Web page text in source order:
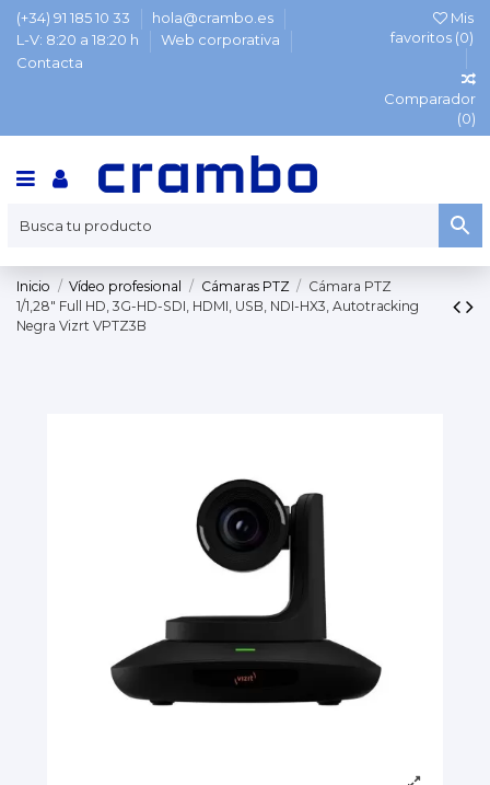
(+34) 91 185 10 33
hola@crambo.es
L-V: 8:20 a 18:20 h
Web corporativa
Contacta
Mis
favoritos (0)
Comparador
(0)
Inicio Vídeo profesional Cámaras PTZ
Cámara PTZ
1/1,28" Full HD, 3G-HD-SDI, HDMI, USB, NDI-HX3, Autotracking
Negra Vizrt VPTZ3B